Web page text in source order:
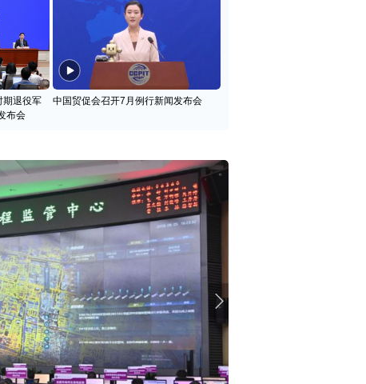
期退役军
布会
中国贸促会召开7月例行新闻发布会